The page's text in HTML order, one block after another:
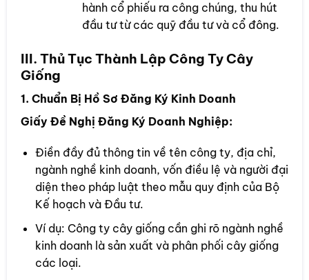
hành cổ phiếu ra công chúng, thu hút
đầu tư từ các quỹ đầu tư và cổ đông.
III. Thủ Tục Thành Lập Công Ty Cây
Giống
1. Chuẩn Bị Hồ Sơ Đăng Ký Kinh Doanh
Giấy Đề Nghị Đăng Ký Doanh Nghiệp:
Điền đầy đủ thông tin về tên công ty, địa chỉ,
ngành nghề kinh doanh, vốn điều lệ và người đại
diện theo pháp luật theo mẫu quy định của Bộ
Kế hoạch và Đầu tư.
Ví dụ: Công ty cây giống cần ghi rõ ngành nghề
kinh doanh là sản xuất và phân phối cây giống
các loại.